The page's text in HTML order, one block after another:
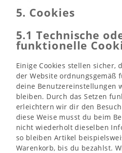
5. Cookies
5.1 Technische
funktionelle
Einige Cookies stellen sicher,
der Website ordnungsgemäß
deine Benutzereinstellungen
bleiben. Durch das Setzen
erleichtern wir dir den
diese Weise musst du beim
nicht wiederholt dieselben
so bleiben Artikel
Warenkorb, bis du bezahlst.